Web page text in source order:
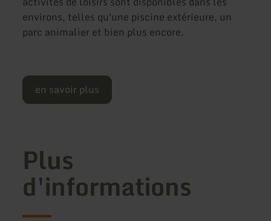
environs, telles qu'une piscine extérieure, un
parc animalier et bien plus encore.
en savoir plus
Plus
d'informations